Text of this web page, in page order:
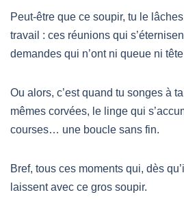
Peut-être que ce soupir, tu le
travail : ces réunions qui
demandes qui n’ont ni queue ni
Ou alors, c’est quand tu songes à
mêmes corvées, le linge qui
courses… une boucle sans fin.
Bref, tous ces moments qui, dès
laissent avec ce gros soupir.